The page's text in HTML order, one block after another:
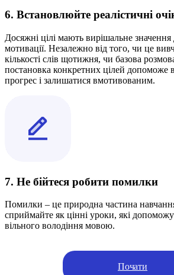
6. Встановлюйте реалістичні
Досяжні цілі мають вирішальне
мотивації. Незалежно від того, чи це
кількості слів щотижня, чи базова
постановка конкретних цілей допоможе
прогрес і залишатися вмотивованим.
7. Не бійтеся робити помилки
Помилки – це природна частина
сприймайте як цінні уроки, які
вільного володіння мовою.
Почати